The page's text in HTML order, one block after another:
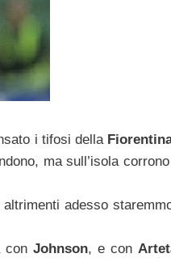
i tifosi della
ma sull’isola
altrimenti adesso
con Johnson, e con